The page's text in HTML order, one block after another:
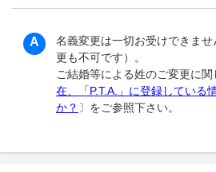
名義変更は一切お受けできま
更も不可です）。
ご結婚等による姓のご変更に関
在、「P.T.A.」に登録している
か？ 〕をご参照下さい。